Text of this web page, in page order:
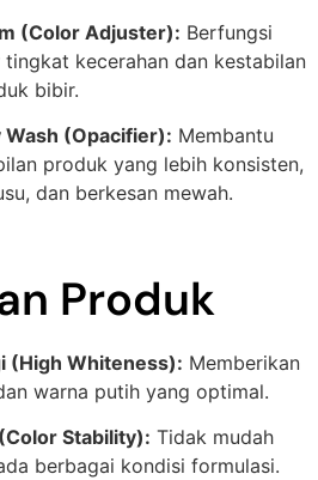
(Color Adjuster): Berfungsi
kecerahan dan kestabilan
bibir.
Wash (Opacifier): Membantu
produk yang lebih konsisten,
dan berkesan mewah.
Produk
(High Whiteness): Memberikan
warna putih yang optimal.
Stability): Tidak mudah
berbagai kondisi formulasi.